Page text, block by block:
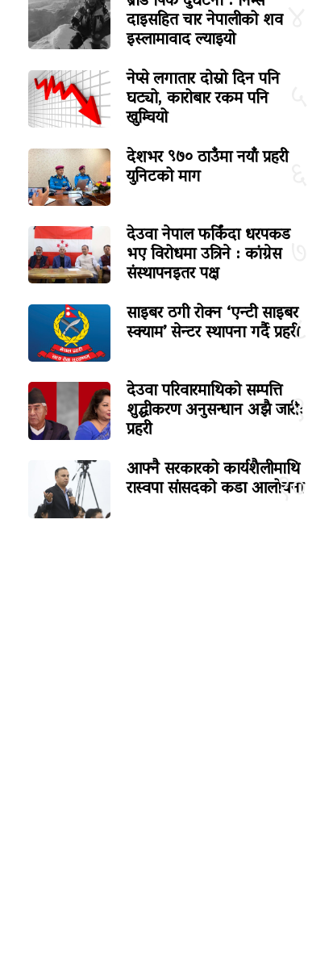
दाइसहित चार नेपालीको शव
इस्लामावाद ल्याइयो
नेप्से लगातार दोस्रो दिन पनि
घट्यो, कारोबार रकम पनि
खुम्चियो
देशभर ९७० ठाउँमा नयाँ प्रहरी
युनिटको माग
७
देउवा नेपाल फर्किंदा धरपकड
भए विरोधमा उत्रिने : कांग्रेस
संस्थापनइतर पक्ष
८
साइबर ठगी रोक्न ‘एन्टी साइबर
स्क्याम’ सेन्टर स्थापना गर्दै प्रहरी
९
देउवा परिवारमाथिको सम्पत्ति
शुद्धीकरण अनुसन्धान अझै जारी:
प्रहरी
१०
आफ्नै सरकारको कार्यशैलीमाथि
रास्वपा सांसदको कडा आलोचना